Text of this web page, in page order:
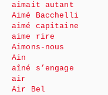
aimait autant
Aimé Bacchelli
aimé capitaine
aime rire
Aimons-nous
Ain
aîné s’engage
air
Air Bel